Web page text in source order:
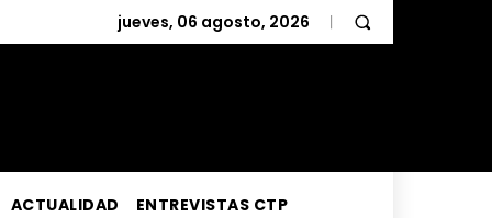
jueves, 06 agosto, 2026
ACTUALIDAD ENTREVISTAS CTP